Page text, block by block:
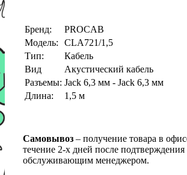
Бренд:
PROCAB
Модель:
CLA721/1,5
Тип:
Кабель
Вид
Акустический кабель
Разъемы: Jack 6,3 мм - Jack 6,3 мм
Длина:
1,5 м
Самовывоз – получение товара в
течение 2-х дней после подтверждения
обслуживающим менеджером.